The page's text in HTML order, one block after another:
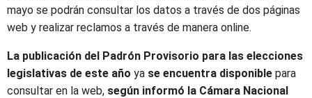
mayo se podrán consultar los datos a través de dos páginas
web y realizar reclamos a través de manera online.
La publicación del Padrón Provisorio para las elecciones
legislativas de este año ya se encuentra disponible para
consultar en la web, según informó la Cámara Nacional